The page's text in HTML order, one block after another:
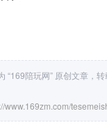
“169陪玩网” 原创文章，
www.169zm.com/